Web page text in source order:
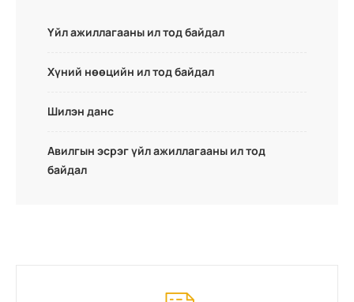
Үйл ажиллагааны ил тод байдал
Хүний нөөцийн ил тод байдал
Шилэн данс
Авилгын эсрэг үйл ажиллагааны ил тод
байдал